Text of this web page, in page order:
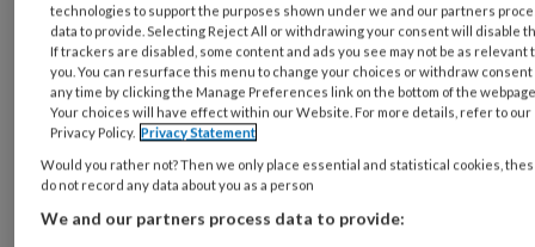
De lijst met argumenten vóór zo’n
smartphoneverbod is lang, maar laat ik
beginnen met de meest voor de hand liggende.
Ook door steeds meer onderzoekers is
ondertussen aangetoond wat iedereen
intuïtief allang aanvoelt: doordat smartphones
zo erg afleiden, leren leerlingen die er een bij
technologies to support the purposes shown under we and our partners
data to provide. Selecting Reject All or withdrawing your consent will disable
If trackers are disabled, some content and ads you see may not be as relevant
you. You can resurface this menu to change your choices or withdraw consent
any time by clicking the Manage Preferences link on the bottom of the
Your choices will have effect within our Website. For more details, refer to our
Privacy Policy. Privacy Statement
Would you rather not? Then we only place essential and statistical cookies,
do not record any data about you as a person
We and our partners process data to provide: